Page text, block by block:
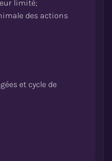
limité;
des actions
et cycle de